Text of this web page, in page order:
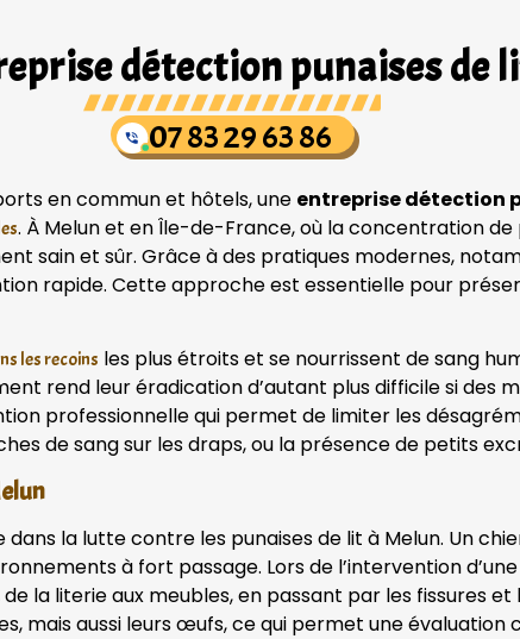
détection punaises de
07 83 29 63 86
en commun et hôtels, une entreprise détection
. À Melun et en Île-de-France, où la concentration
sain et sûr. Grâce à des pratiques modernes,
rapide. Cette approche est essentielle pour
les recoins les plus étroits et se nourrissent de sang
rend leur éradication d’autant plus difficile si des
professionnelle qui permet de limiter les
de sang sur les draps, ou la présence de petits
la lutte contre les punaises de lit à Melun. Un
à fort passage. Lors de l’intervention d’une
de la literie aux meubles, en passant par les fissures
mais aussi leurs œufs, ce qui permet une évaluation